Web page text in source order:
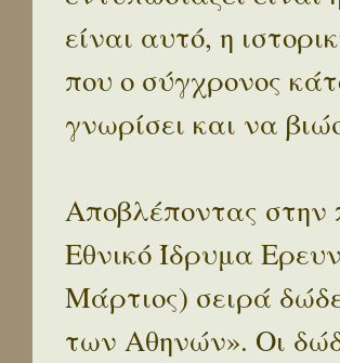
είναι αυτό, η
που ο σύγχρονος
γνωρίσει και να
Αποβλέποντας στην
Εθνικό Ίδρυμα
Μάρτιος) σειρά
των Αθηνών». Οι